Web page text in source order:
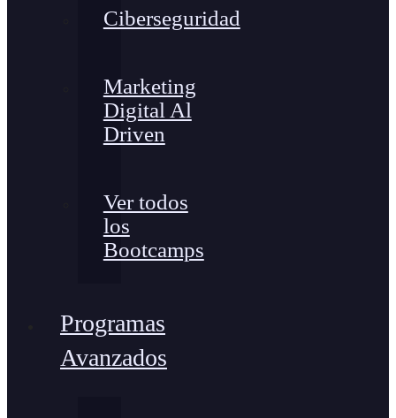
Ciberseguridad
Marketing
Digital Al
Driven
Ver todos
los
Bootcamps
Programas
Avanzados